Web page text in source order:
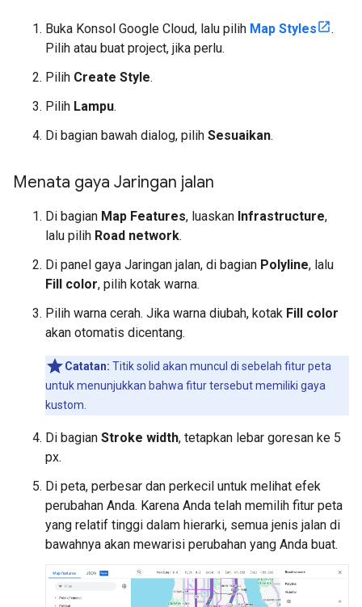
Buka Konsol Google Cloud, lalu pilih Map Styles
.
Pilih atau buat project, jika perlu.
Pilih Create Style.
Pilih Lampu.
Di bagian bawah dialog, pilih Sesuaikan.
Menata gaya Jaringan jalan
Di bagian Map Features, luaskan Infrastructure,
lalu pilih Road network.
Di panel gaya Jaringan jalan, di bagian Polyline, lalu
Fill color, pilih kotak warna.
Pilih warna cerah. Jika warna diubah, kotak Fill color
akan otomatis dicentang.
Catatan: Titik solid akan muncul di sebelah fitur peta
untuk menunjukkan bahwa fitur tersebut memiliki gaya
kustom.
Di bagian Stroke width, tetapkan lebar goresan ke 5
px.
Di peta, perbesar dan perkecil untuk melihat efek
perubahan Anda. Karena Anda telah memilih fitur peta
yang relatif tinggi dalam hierarki, semua jenis jalan di
bawahnya akan mewarisi perubahan yang Anda buat.